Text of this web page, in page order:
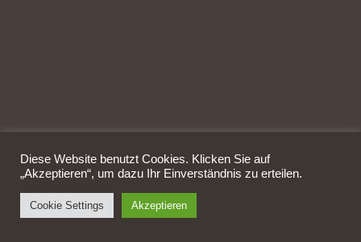
Diese Website benutzt Cookies. Klicken Sie auf
„Akzeptieren“, um dazu Ihr Einverständnis zu erteilen.
Cookie Settings Akzeptieren